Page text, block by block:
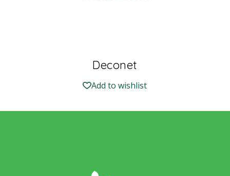
Deconet
Add to wishlist